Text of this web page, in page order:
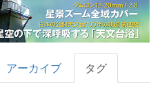
アーカイブ タグ